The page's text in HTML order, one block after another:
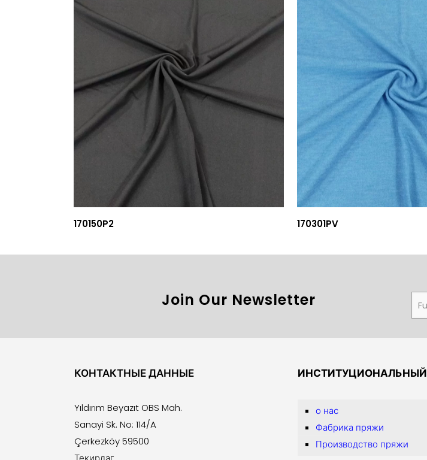
170150P2 170301PV
Join Our Newsletter
КОНТАКТНЫЕ ДАННЫЕ
Yıldırım Beyazıt OBS Mah.
Sanayi Sk. No: 114/A
Çerkezköy 59500
ИНСТИТУЦИОНАЛЬНЫЙ
о нас
Фабрика пряжи
Производство пряжи